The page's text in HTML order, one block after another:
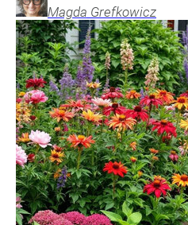
Magda Grefkowicz